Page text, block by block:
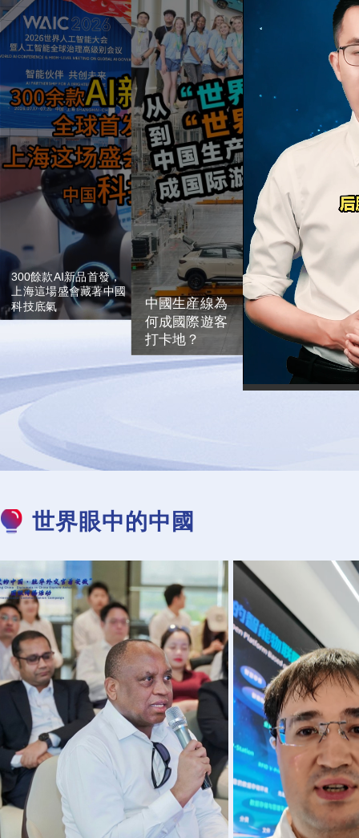
中國的鴨子
2026-07-24
歐盟反傾銷的籃子，
錯裝了中國的鴨子
近日，歐盟對“北京鴨”發起
反傾銷調查，但中國實際出
口的是“櫻桃谷鴨”，調查對
象根本對不上號。歐盟還選
取巴西鴨肉作為參照核算基
準，人為重構中國産品生産
成本，無視我國完整産業鏈
帶來的成本優勢，刻意抬高
所謂傾銷幅度。該做法盡顯
歐盟貿易保護主義傾向，最
終只會抬高歐洲市場鴨肉售
價，損害當地消費者利益。
300餘款AI新品首發，
上海這場盛會藏著中國
科技底氣
300餘款AI新品首發，
上海這場盛會藏著中
國科技底氣
2026世界人工智能大會暨
人工智能全球治理高級別會
議將於7月17日至20日在上
海舉辦，本次大會展覽總面
積首次突破10萬平方米，超
300款産品將實現全球首
發。借助此次大會，中國會
繼續和各國加強交流合作，
一起營造開放包容、互利共
贏的發展環境，讓人工智能
惠及所有人、造福全人類。
中國生産線為
何成國際遊客
打卡地？
世界眼中的中國
從“製造”到“智造”——駐華外交官在
安徽見證中國汽車産業的創新蝶變
外國專家：溫州創
刻 新技術在
外專談